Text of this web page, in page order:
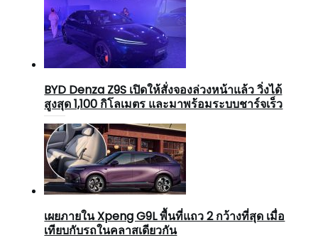
BYD Denza Z9S เปิดให้สั่งจองล่วงหน้าแล้ว วิ่งได้
สูงสุด 1,100 กิโลเมตร และมาพร้อมระบบชาร์จเร็ว
เผยภายใน Xpeng G9L พื้นที่แถว 2 กว้างที่สุด เมื่อ
เทียบกับรถในคลาสเดียวกัน